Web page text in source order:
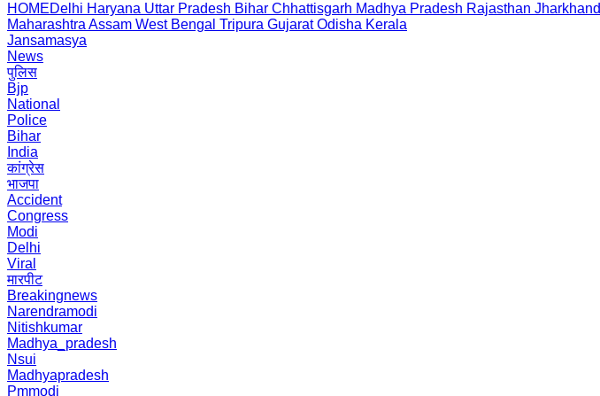
HOMEDelhi Haryana Uttar Pradesh Bihar Chhattisgarh Madhya Pradesh Rajasthan Jharkhand
Maharashtra Assam West Bengal Tripura Gujarat Odisha Kerala
Jansamasya
News
पुलिस
Bjp
National
Police
Bihar
India
कांग्रेस
भाजपा
Accident
Congress
Modi
Delhi
Viral
मारपीट
Breakingnews
Narendramodi
Nitishkumar
Madhya_pradesh
Nsui
Madhyapradesh
Pmmodi